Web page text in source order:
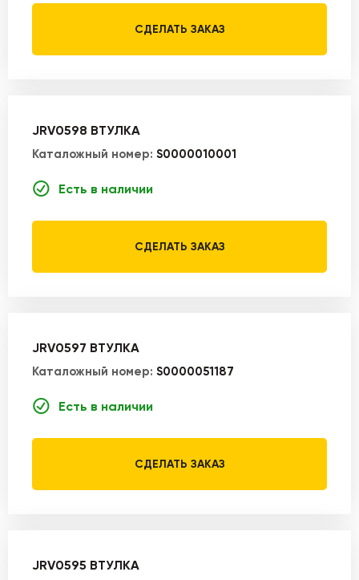
СДЕЛАТЬ ЗАКАЗ
JRV0598 ВТУЛКА
Каталожный номер: S0000010001
Есть в наличии
СДЕЛАТЬ ЗАКАЗ
JRV0597 ВТУЛКА
Каталожный номер: S0000051187
Есть в наличии
СДЕЛАТЬ ЗАКАЗ
JRV0595 ВТУЛКА